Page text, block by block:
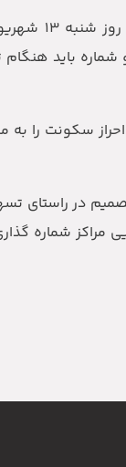
رئیس
باید هنگام
سکونت را
در راستای